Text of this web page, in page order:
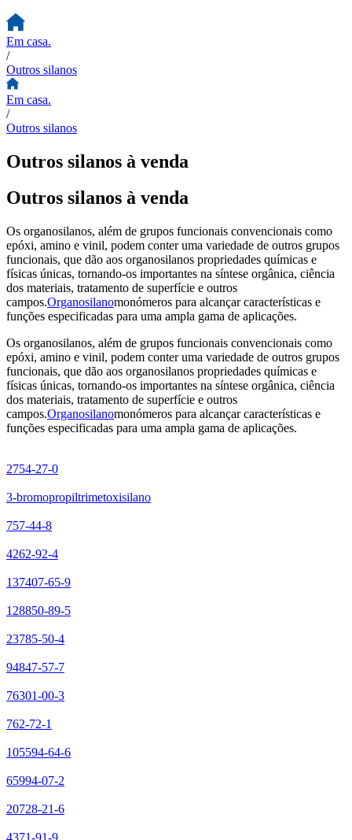
Em casa.
/
Outros silanos
Em casa.
/
Outros silanos
Outros silanos à venda
Outros silanos à venda
Os organosilanos, além de grupos funcionais convencionais como
epóxi, amino e vinil, podem conter uma variedade de outros grupos
funcionais, que dão aos organosilanos propriedades químicas e
físicas únicas, tornando-os importantes na síntese orgânica, ciência
dos materiais, tratamento de superfície e outros
campos.Organosilanomonómeros para alcançar características e
funções especificadas para uma ampla gama de aplicações.
Os organosilanos, além de grupos funcionais convencionais como
epóxi, amino e vinil, podem conter uma variedade de outros grupos
funcionais, que dão aos organosilanos propriedades químicas e
físicas únicas, tornando-os importantes na síntese orgânica, ciência
dos materiais, tratamento de superfície e outros
campos.Organosilanomonómeros para alcançar características e
funções especificadas para uma ampla gama de aplicações.
2754-27-0
3-bromopropiltrimetoxisilano
757-44-8
4262-92-4
137407-65-9
128850-89-5
23785-50-4
94847-57-7
76301-00-3
762-72-1
105594-64-6
65994-07-2
20728-21-6